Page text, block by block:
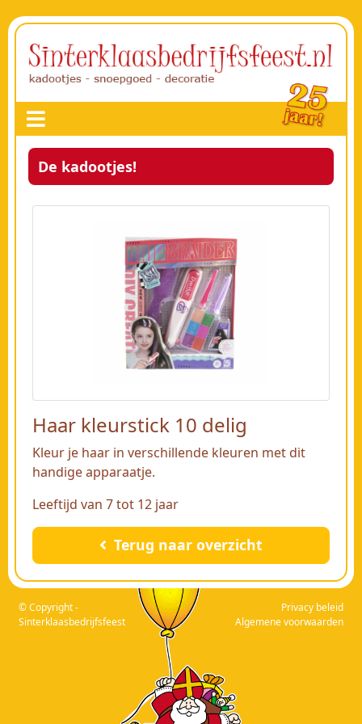
De kadootjes!
Haar kleurstick 10 delig
Kleur je haar in verschillende kleuren met dit
handige apparaatje.
Leeftijd van 7 tot 12 jaar
Terug naar overzicht
© Copyright -
Sinterklaasbedrijfsfeest
Privacy beleid
Algemene voorwaarden